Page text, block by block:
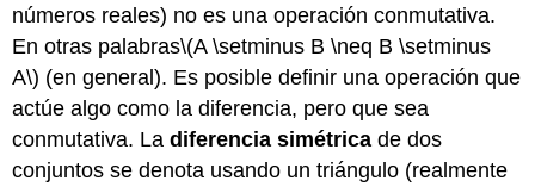
números reales) no es una operación conmutativa.
En otras palabras\(A \setminus B \neq B \setminus
A\) (en general). Es posible definir una operación que
actúe algo como la diferencia, pero que sea
conmutativa. Ladiferencia simétrica de dos
conjuntos se denota usando un triángulo (realmente